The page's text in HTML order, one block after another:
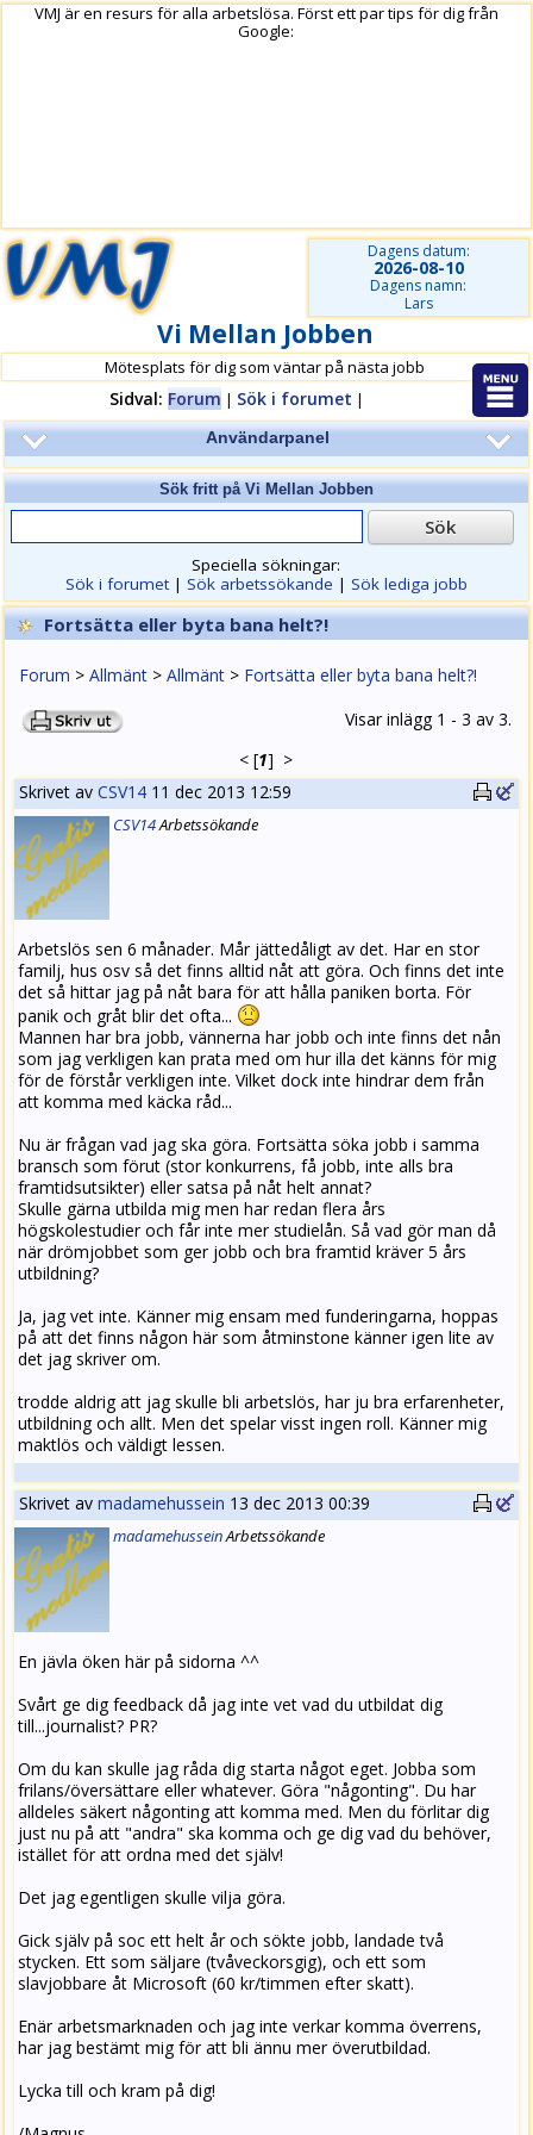
VMJ är en resurs för alla arbetslösa. Först ett par tips för dig från
Google:
Dagens datum:
2026-08-10
Dagens namn:
Lars
Vi Mellan Jobben
Mötesplats för dig som väntar på nästa jobb
Sidval:Forum | Sök i forumet |
Användarpanel
Sök fritt på Vi Mellan Jobben
Speciella sökningar:
Sök i forumet| Sök arbetssökande | Sök lediga jobb
Fortsätta eller byta bana helt?!
Forum > Allmänt> Allmänt> Fortsätta eller byta bana helt?!
Visar inlägg 1 - 3 av 3.
<[1] >
Skrivet avCSV14 11 dec 2013 12:59
CSV14Arbetssökande
Arbetslös sen 6 månader. Mår jättedåligt av det. Har en stor
familj, hus osv så det finns alltid nåt att göra. Och finns det inte
det så hittar jag på nåt bara för att hålla paniken borta. För
panik och gråt blir det ofta...
Mannen har bra jobb, vännerna har jobb och inte finns det nån
som jag verkligen kan prata med om hur illa det känns för mig
för de förstår verkligen inte. Vilket dock inte hindrar dem från
att komma med käcka råd...
Nu är frågan vad jag ska göra. Fortsätta söka jobb i samma
bransch som förut (stor konkurrens, få jobb, inte alls bra
framtidsutsikter) eller satsa på nåt helt annat?
Skulle gärna utbilda mig men har redan flera års
högskolestudier och får inte mer studielån. Så vad gör man då
när drömjobbet som ger jobb och bra framtid kräver 5 års
utbildning?
Ja, jag vet inte. Känner mig ensam med funderingarna, hoppas
på att det finns någon här som åtminstone känner igen lite av
det jag skriver om.
trodde aldrig att jag skulle bli arbetslös, har ju bra erfarenheter,
utbildning och allt. Men det spelar visst ingen roll. Känner mig
maktlös och väldigt lessen.
Skrivet avmadamehussein 13 dec 2013 00:39
madamehusseinArbetssökande
En jävla öken här på sidorna ^^
Svårt ge dig feedback då jag inte vet vad du utbildat dig
till...journalist? PR?
Om du kan skulle jag råda dig starta något eget. Jobba som
frilans/översättare eller whatever. Göra "någonting". Du har
alldeles säkert någonting att komma med. Men du förlitar dig
just nu på att "andra" ska komma och ge dig vad du behöver,
istället för att ordna med det själv!
Det jag egentligen skulle vilja göra.
Gick själv på soc ett helt år och sökte jobb, landade två
stycken. Ett som säljare (tvåveckorsgig), och ett som
slavjobbare åt Microsoft (60 kr/timmen efter skatt).
Enär arbetsmarknaden och jag inte verkar komma överrens,
har jag bestämt mig för att bli ännu mer överutbildad.
Lycka till och kram på dig!